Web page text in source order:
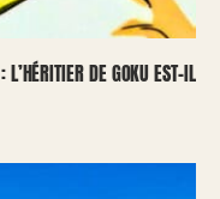
DE GOKU EST-IL